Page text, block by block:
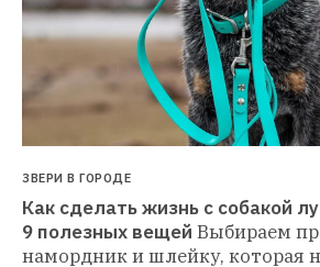
ЗВЕРИ В ГОРОДЕ
Как сделать жизнь с собакой
9 полезных вещей Выбираем
намордник и шлейку, которая